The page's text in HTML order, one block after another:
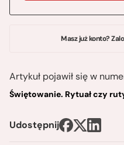
Masz już konto?
Artykuł pojawił się w
Świętowanie. Rytuał czy
Udostępnij